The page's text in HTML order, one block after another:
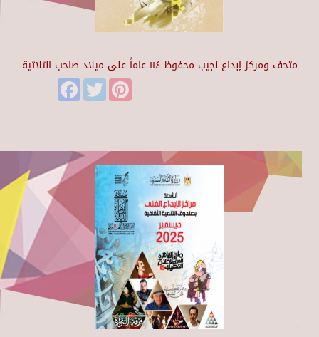
متحف ومركز إبداع نجيب محفوظ ١١٤ عاماً على ميلاد صاحب الثلاثية
FacebookTwitter